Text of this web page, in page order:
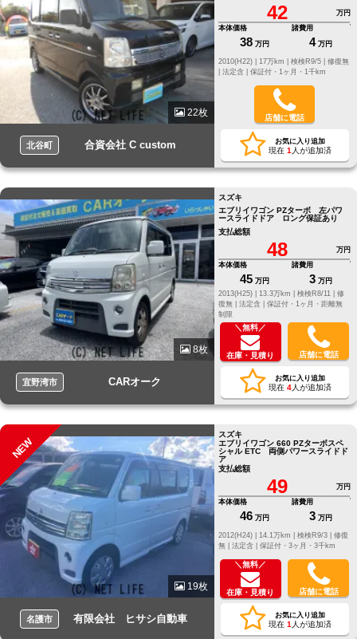
22枚
北谷町 合資会社 C custom
42
万円
本体価格
38 万円
諸費用
4 万円
修復無
法定含 | 保証付・1ヶ月・1千km
店舗に電話
お気に入り追加
現在 1 人が追加済
8枚
宜野湾市 CARオーク
スズキ
エブリイワゴン PZターボ 左パワ
ースライドドア ロング保証あり
支払総額
48
万円
本体価格
45 万円
諸費用
3 万円
2013(H25) |
13.3万km | 検検R8/11 | 修
復無 | 法定含 | 保証付・1ヶ月・距離無
制限
＼無料／
在庫・見積り 店舗に電話
お気に入り追加
現在 4人が追加済
NEW
19枚
名護市 有限会社 ヒサシ自動車
スズキ
エブリイワゴン 660 PZターボスペ
シャル ETC 両側パワースライドド
ア
支払総額
49
万円
本体価格
46 万円
諸費用
3 万円
修復
無 | 法定含 | 保証付・3ヶ月・3千km
＼無料／
在庫・見積り 店舗に電話
お気に入り追加
現在 1 人が追加済